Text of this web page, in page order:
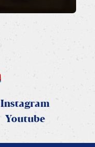
Instagram
Youtube